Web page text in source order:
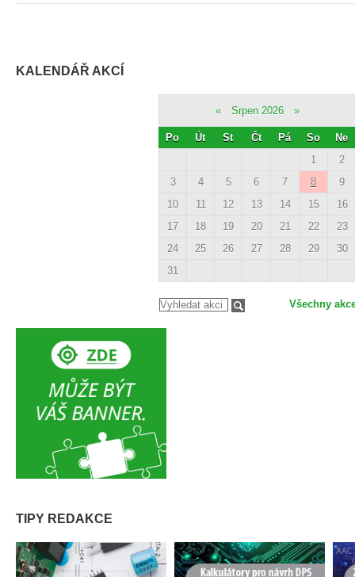
KALENDÁŘ AKCÍ
« Srpen 2026 »
Po Út St Čt Pá So
Ne
1
2
3
4 5 6 7 8
9
10
11 12 13 14 15
16
17
18 19 20 21 22
23
24
25 26 27 28 29
30
31
Všechny
TIPY REDAKCE